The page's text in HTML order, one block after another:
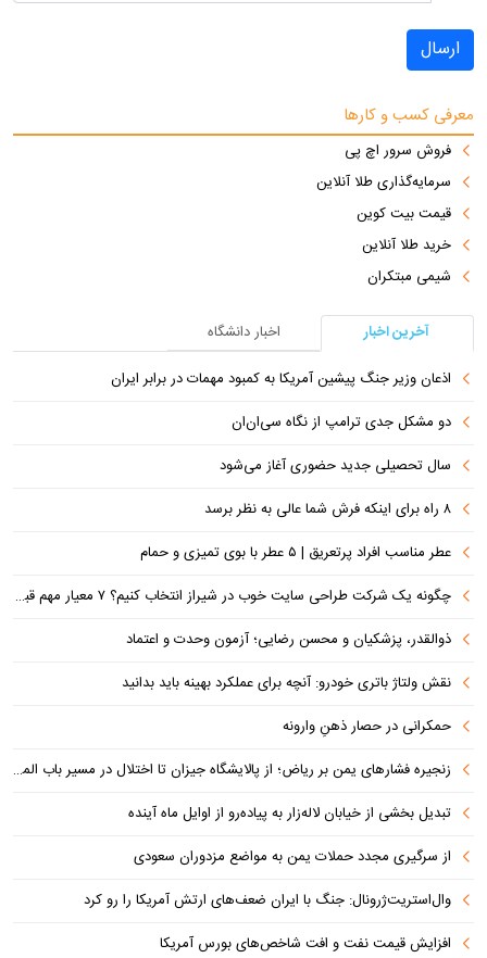
ارسال
معرفی کسب و کارها
فروش سرور اچ پی
سرمایه‌گذاری طلا آنلاین
قیمت بیت کوین
خرید طلا آنلاین
شیمی مبتکران
آخرین اخبار
اخبار دانشگاه
اذعان وزیر جنگ پیشین آمریکا به کمبود مهمات در برابر ایران
دو مشکل جدی ترامپ از نگاه سی‌ان‌ان
سال تحصیلی جدید حضوری آغاز می‌شود
۸ راه برای اینکه فرش شما عالی به نظر برسد
عطر مناسب افراد پرتعریق | ۵ عطر با بوی تمیزی و حمام
چگونه یک شرکت طراحی سایت خوب در شیراز انتخاب کنیم؟ ۷ معیار مهم قبل از سفارش سایت
ذوالقدر، پزشکیان و محسن رضایی؛ آزمون وحدت و اعتماد
نقش ولتاژ باتری خودرو: آنچه برای عملکرد بهینه باید بدانید
حمکرانی در حصار ذهنِ وارونه
زنجیره فشارهای یمن بر ریاض؛ از پالایشگاه جیزان تا اختلال در مسیر باب المندب
تبدیل بخشی از خیابان لاله‌زار به پیاده‌رو از اوایل ماه آینده
از سرگیری مجدد حملات یمن به مواضع مزدوران سعودی
وال‌استریت‌ژرونال: جنگ با ایران ضعف‌های ارتش آمریکا را رو کرد
افزایش قیمت نفت و افت شاخص‌های بورس آمریکا